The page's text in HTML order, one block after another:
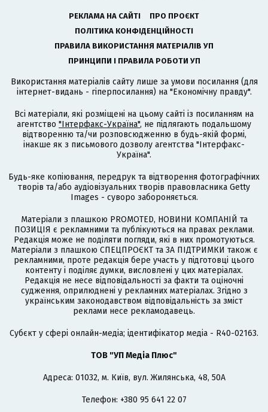
РЕКЛАМА НА САЙТІ
ПРО ПРОЄКТ
ПОЛІТИКА КОНФІДЕНЦІЙНОСТІ
ПРАВИЛА ВИКОРИСТАННЯ МАТЕРІАЛІВ УП
ПРИНЦИПИ І ПРАВИЛА РОБОТИ УП
Використання матеріалів сайту лише за умови посилання (для
інтернет-видань - гіперпосилання) на "Економічну правду".
Всі матеріали, які розміщені на цьому сайті із посиланням на
агентство "Інтерфакс-Україна", не підлягають подальшому
відтворенню та/чи розповсюдженню в будь-якій формі,
інакше як з письмового дозволу агентства "Інтерфакс-
Україна".
Будь-яке копіювання, передрук та відтворення фотографічних
творів та/або аудіовізуальних творів правовласника Getty
Images - суворо забороняється.
Матеріали з плашкою PROMOTED, НОВИНИ КОМПАНІЙ та
ПОЗИЦІЯ є рекламними та публікуються на правах реклами.
Редакція може не поділяти погляди, які в них промотуються.
Матеріали з плашкою СПЕЦПРОЄКТ та ЗА ПІДТРИМКИ також є
рекламними, проте редакція бере участь у підготовці цього
контенту і поділяє думки, висловлені у цих матеріалах.
Редакція не несе відповідальності за факти та оціночні
судження, оприлюднені у рекламних матеріалах. Згідно з
українським законодавством відповідальність за зміст
реклами несе рекламодавець.
Cубєкт у сфері онлайн-медіа; ідентифікатор медіа - R40-02163.
ТОВ "УП Медіа Плюс"
Адреса: 01032, м. Київ, вул. Жилянська, 48, 50А
Телефон: +380 95 641 22 07